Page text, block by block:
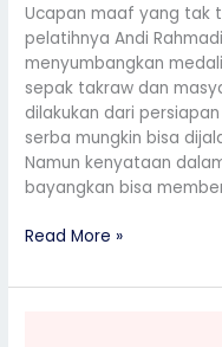
Ucapan maaf yang tak
pelatihnya Andi
menyumbangkan
sepak takraw dan
dilakukan dari
serba mungkin bisa
Namun kenyataan
bayangkan bisa
Read More »